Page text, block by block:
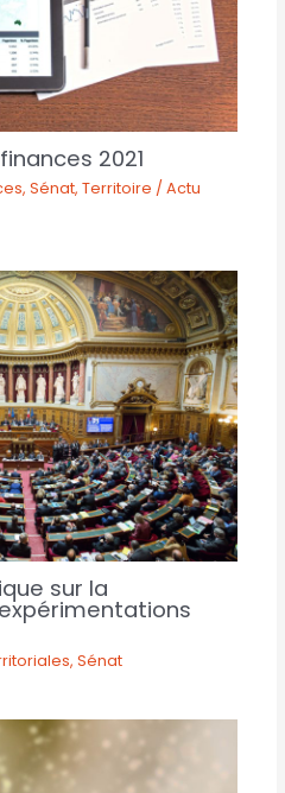
2021
,Sénat,Territoire / Actu
sur la
,Sénat